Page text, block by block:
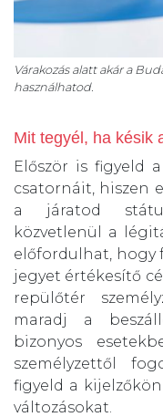
Várakozás alatt akár a
használhatod.
Mit tegyél, ha késik
Először is figyeld
csatornáit, hiszen
a járatod
közvetlenül a
előfordulhat, hogy
jegyet értékesítő
repülőtér
maradj a
bizonyos
személyzettől
figyeld a
változásokat.